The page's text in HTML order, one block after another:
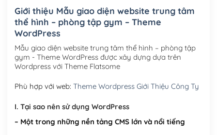
Tên miền quốc tế .com .net .org (1 năm)
Tên miền Việt Nam .vn (1 năm) (+550,000₫)
Hosting 2GB SSD (1 năm)(+450,000₫)
Hosting 3GB SSD (1 năm) (+550,000₫)
Hosting 5GB SSD (1 năm) (+650,000₫)
Hosting 8GB SSD (1 năm)
Giới thiệu Mẫu giao diện website trung tâm
thể hình – phòng tập gym – Theme
WordPress
Mẫu giao diện website trung tâm thể hình – phòng tập
gym - Theme WordPress được xây dựng dựa trên
Wordpress với Theme Flatsome
Phù hợp với web: Theme Wordpress Giới Thiệu Công Ty
I. Tại sao nên sử dụng WordPress
– Một trong những nền tảng CMS lớn và nổi tiếng